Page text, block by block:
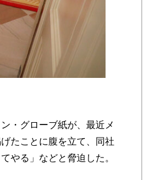
・グローブ紙が、最近メ
たことに腹を立て、同社
やる」などと脅迫した。